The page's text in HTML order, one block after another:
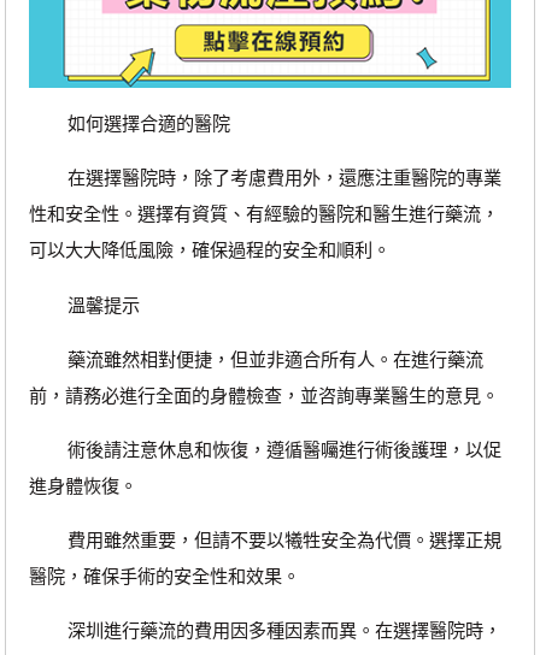
如何選擇合適的醫院
在選擇醫院時，除了考慮費用外，還應注重醫院的專業
性和安全性。選擇有資質、有經驗的醫院和醫生進行藥流，
可以大大降低風險，確保過程的安全和順利。
溫馨提示
藥流雖然相對便捷，但並非適合所有人。在進行藥流
前，請務必進行全面的身體檢查，並咨詢專業醫生的意見。
術後請注意休息和恢復，遵循醫囑進行術後護理，以促
進身體恢復。
費用雖然重要，但請不要以犧牲安全為代價。選擇正規
醫院，確保手術的安全性和效果。
深圳進行藥流的費用因多種因素而異。在選擇醫院時，